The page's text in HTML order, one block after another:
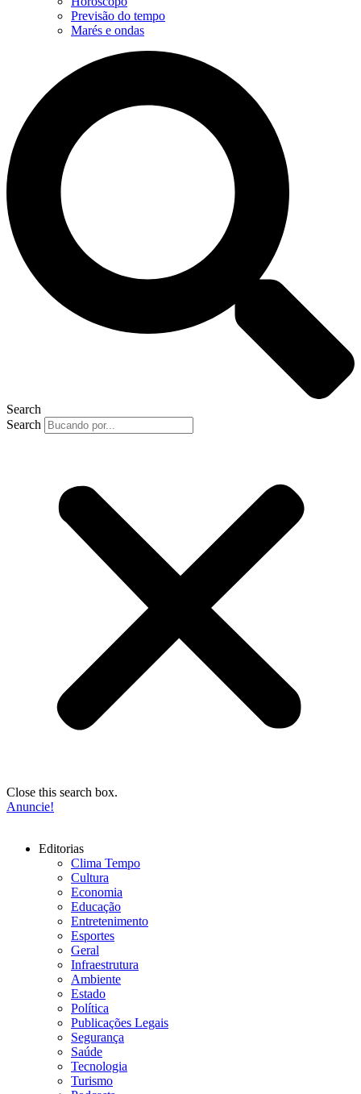
Previsão do tempo
Marés e ondas
Search
Search
Close this search box.
Anuncie!
Editorias
Clima Tempo
Cultura
Economia
Educação
Entretenimento
Esportes
Geral
Infraestrutura
Ambiente
Estado
Política
Publicações Legais
Segurança
Saúde
Tecnologia
Turismo